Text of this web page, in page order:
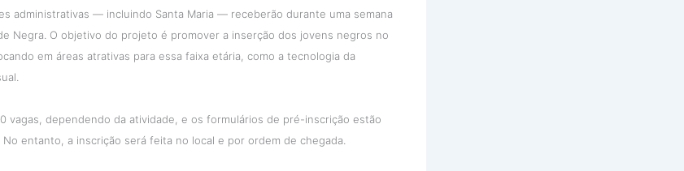
administrativas — incluindo Santa Maria — receberão durante uma semana
Negra. O objetivo do projeto é promover a inserção dos jovens negros no
em áreas atrativas para essa faixa etária, como a tecnologia da
vagas, dependendo da atividade, e os formulários de pré-inscrição estão
. No entanto, a inscrição será feita no local e por ordem de chegada.